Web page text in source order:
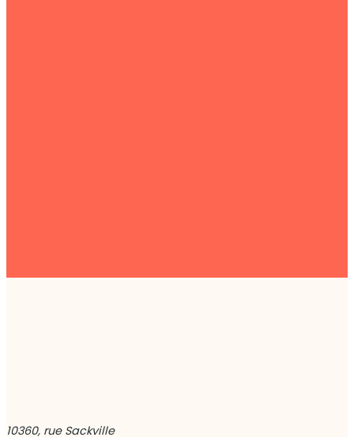
10360, rue Sackville